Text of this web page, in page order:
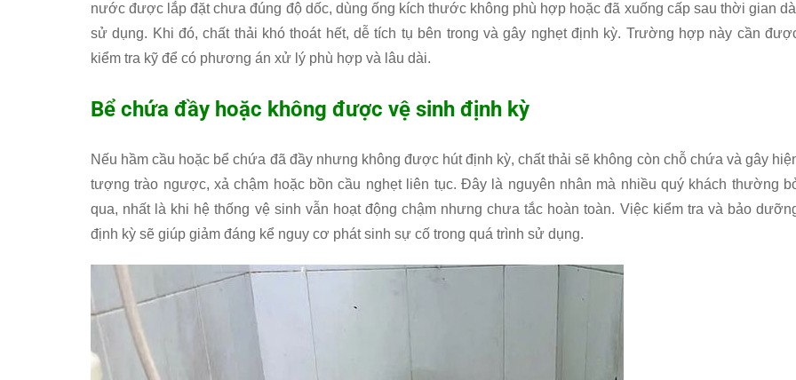
nước được lắp đặt chưa đúng độ dốc, dùng ống kích thước không phù hợp hoặc đã xuống cấp sau thời gian
sử dụng. Khi đó, chất thải khó thoát hết, dễ tích tụ bên trong và gây nghẹt định kỳ. Trường hợp này cần
kiểm tra kỹ để có phương án xử lý phù hợp và lâu dài.
Bể chứa đầy hoặc không được vệ sinh định kỳ
Nếu hầm cầu hoặc bể chứa đã đầy nhưng không được hút định kỳ, chất thải sẽ không còn chỗ chứa và gây
tượng trào ngược, xả chậm hoặc bồn cầu nghẹt liên tục. Đây là nguyên nhân mà nhiều quý khách thường
qua, nhất là khi hệ thống vệ sinh vẫn hoạt động chậm nhưng chưa tắc hoàn toàn. Việc kiểm tra và bảo
định kỳ sẽ giúp giảm đáng kể nguy cơ phát sinh sự cố trong quá trình sử dụng.